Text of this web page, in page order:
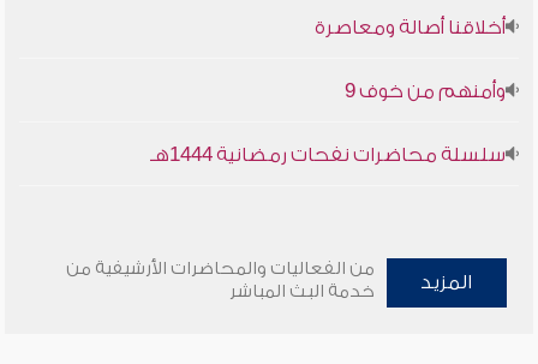
أخلاقنا أصالة ومعاصرة
وأمنهم من خوف 9
سلسلة محاضرات نفحات رمضانية 1444هـ
المزيد
من الفعاليات والمحاضرات الأرشيفية من
خدمة البث المباشر